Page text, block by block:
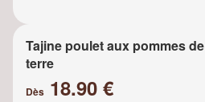
Tajine poulet aux pommes de
terre
Dès 18.90 €